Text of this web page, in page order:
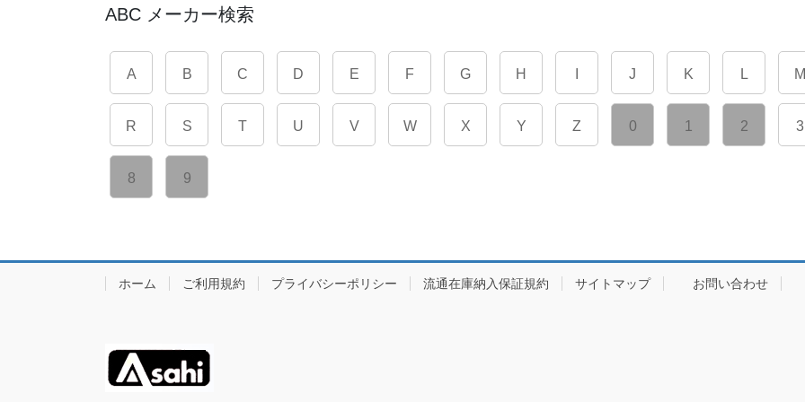
ABC メーカー検索
A B C D E F G H J K L M
R S T U V W X Y Z 0 1 2 3
8 9
ホーム ご利用規約 プライバシーポリシー 流通在庫納入保証規約 サイトマップ お問い合わせ